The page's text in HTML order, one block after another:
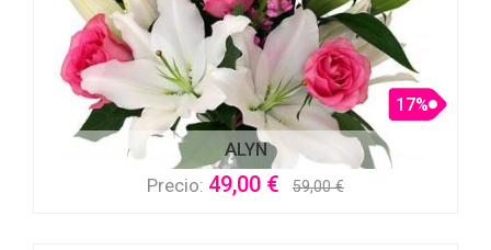
ALYN
17%
Precio: 49,00 € 59,00 €